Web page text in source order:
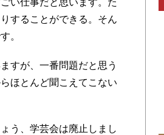
い仕事だと思います。た
することができる。そん
。
すが、一番問題だと思う
ほとんど聞こえてこない
う、学芸会は廃止しまし